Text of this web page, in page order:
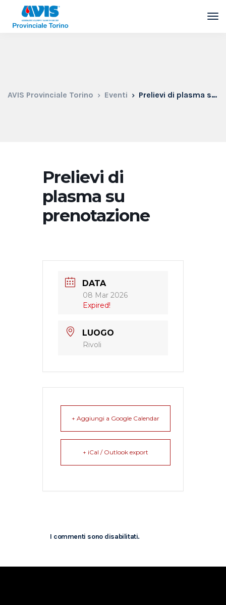
AVIS Provinciale Torino Eventi Prelievi di plasma su prenotazione
Prelievi di
plasma su
prenotazione
DATA
08 Mar 2026
Expired!
LUOGO
Rivoli
+ Aggiungi a Google Calendar
+ iCal / Outlook export
I commenti sono disabilitati.